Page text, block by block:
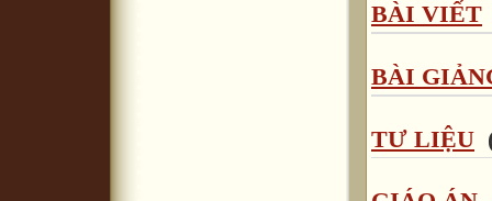
BÀI VIẾT
BÀI
TƯ LIỆU